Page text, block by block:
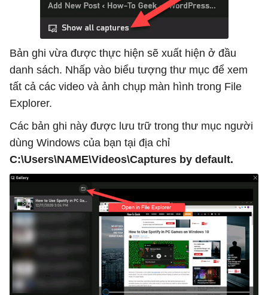
Bản ghi vừa được thực hiện sẽ xuất hiện ở đầu
danh sách. Nhấp vào biểu tượng thư mục để xem
tất cả các video và ảnh chụp màn hình trong File
Explorer.
Các bản ghi này được lưu trữ trong thư mục người
dùng Windows của bạn tại địa chỉ
C:\Users\NAME\Videos\Captures by default.